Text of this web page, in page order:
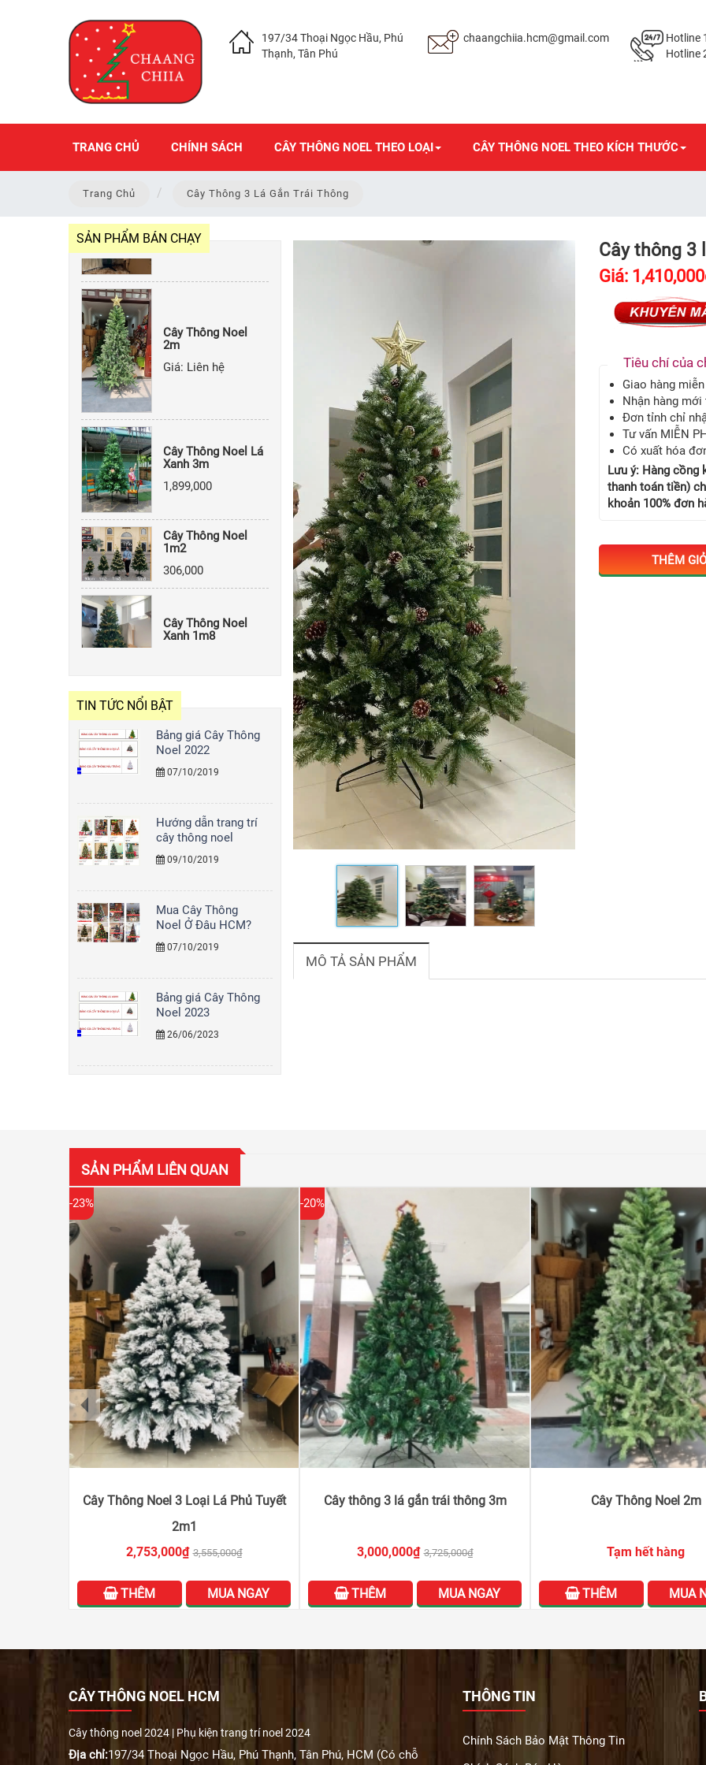
197/34 Thoại Ngọc Hầu, Phú
Thạnh, Tân Phú
chaangchiia.hcm@gmail.com
Hotline
Hotline
TRANG CHỦ CHÍNH SÁCH CÂY THÔNG NOEL THEO LOẠI CÂY THÔNG NOEL THEO KÍCH THƯỚC
Trang Chủ Cây Thông 3 Lá Gắn Trái Thông
Cây thông 3
Giá:
Tiêu chí của
Giao hàng
Nhận hàng
Đơn tỉnh chỉ
Tư vấn MIỄN
Có xuất hóa
Lưu ý: Hàng cồng
thanh toán tiền)
khoản 100% đơn
THÊM
MÔ TẢ SẢN PHẨM
SẢN PHẨM BÁN CHẠY
Cây Thông Noel
556,000
2m
Giá: Liên hệ
Xanh 3m
1,899,000
Cây Thông Noel
1m2
306,000
Xanh 1m8
556,000
Cây Thông Noel
2m
Cây Thông Noel Lá
Xanh 3m
Cây Thông Noel
1m2
TIN TỨC NỔI BẬT
Bảng giá Cây Thông
Noel 2022
07/10/2019
Hướng dẫn trang trí
cây thông noel
09/10/2019
Mua Cây Thông
Noel Ở Đâu HCM?
07/10/2019
Bảng giá Cây Thông
Noel 2023
26/06/2023
SẢN PHẨM LIÊN QUAN
-23%
Cây Thông Noel 3 Loại Lá Phủ Tuyết
2m1
2,753,000₫ 3,555,000₫
THÊM MUA NGAY
-20%
Cây thông 3 lá gắn trái thông 3m
3,000,000₫ 3,725,000₫
THÊM MUA NGAY
Cây Thông Noel 2m
Tạm hết hàng
THÊM MUA
prev
CÂY THÔNG NOEL HCM
Cây thông noel 2024 | Phụ kiện trang trí noel 2024
Địa chỉ:197/34 Thoại Ngọc Hầu, Phú Thạnh, Tân Phú, HCM (Có chỗ
THÔNG TIN
Chính Sách Bảo Mật Thông Tin